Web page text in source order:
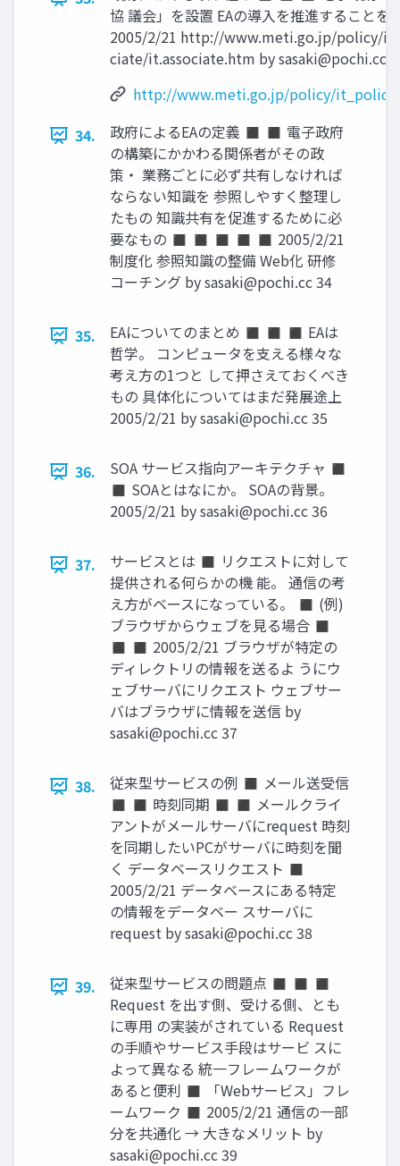
協 議会」を設置 EAの導入を推進すること
2005/2/21 http://www.meti.go.jp/policy/
ciate/it.associate.htm bysasaki@pochi.cc
http://www.meti.go.jp/policy/
34.
政府によるEAの定義 ◼ ◼ 電子政府
の構築にかかわる関係者がその政
策・ 業務ごとに必ず共有しなければ
ならない知識を 参照しやすく整理し
たもの 知識共有を促進するために必
要なもの ◼ ◼ ◼ ◼ ◼ 2005/2/21
制度化 参照知識の整備 Web化 研修
コーチング bysasaki@pochi.cc34
35.
EAについてのまとめ ◼ ◼ ◼ EAは
哲学。 コンピュータを支える様々な
考え方の1つと して押さえておくべき
もの 具体化についてはまだ発展途上
2005/2/21 bysasaki@pochi.cc35
36.
SOA サービス指向アーキテクチャ ◼
◼ SOAとはなにか。 SOAの背景。
2005/2/21 bysasaki@pochi.cc36
37.
サービスとは ◼ リクエストに対して
提供される何らかの機 能。 通信の考
え方がベースになっている。 ◼ (例)
ブラウザからウェブを見る場合 ◼
◼ ◼ 2005/2/21 ブラウザが特定の
ディレクトリの情報を送るよ うにウ
ェブサーバにリクエスト ウェブサー
バはブラウザに情報を送信 by
sasaki@pochi.cc37
38.
従来型サービスの例 ◼ メール送受信
◼ ◼ 時刻同期 ◼ ◼ メールクライ
アントがメールサーバにrequest 時刻
を同期したいPCがサーバに時刻を聞
く データベースリクエスト ◼
2005/2/21 データベースにある特定
の情報をデータベー スサーバに
request bysasaki@pochi.cc38
39.
従来型サービスの問題点 ◼ ◼ ◼
Request を出す側、受ける側、とも
に専用 の実装がされている Request
の手順やサービス手段はサービ スに
よって異なる 統一フレームワークが
あると便利 ◼ 「Webサービス」フレ
ームワーク ◼ 2005/2/21 通信の一部
分を共通化 → 大きなメリット by
sasaki@pochi.cc39